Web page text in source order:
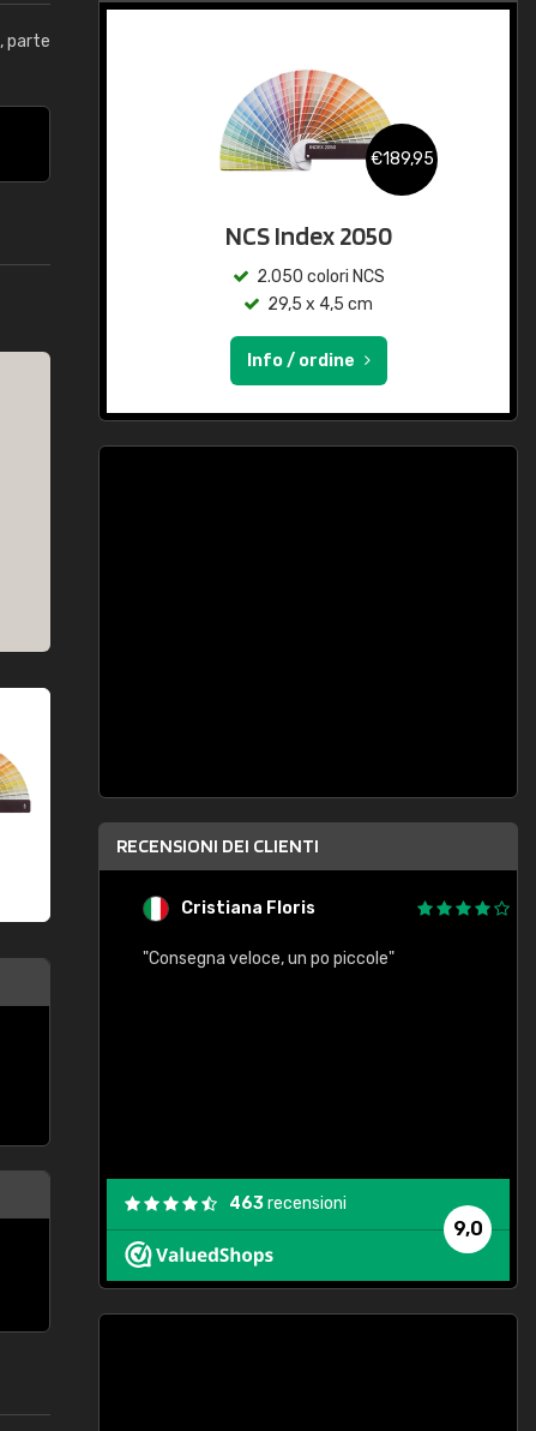
, parte
€189,95
NCS Index 2050
2.050 colori NCS
29,5 x 4,5 cm
Info / ordine
RECENSIONI DEI CLIENTI
Cristiana Floris
"Consegna veloce, un po piccole"
9,0
463recensioni